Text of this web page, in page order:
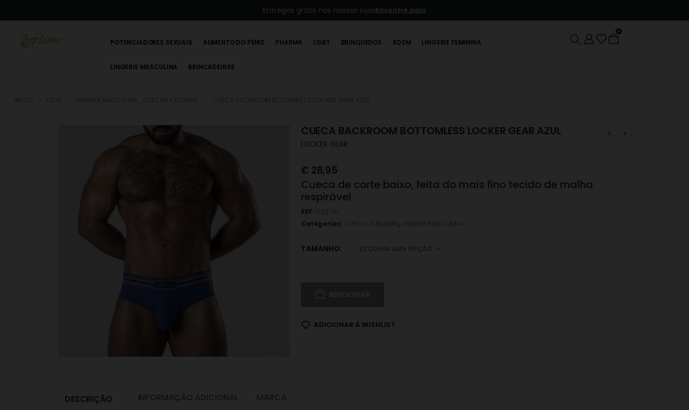
Entregas grátis nas nossas lojasEncontre aqui
POTENCIADORES SEXUAIS AUMENTO DO PÉNIS PHARMA LGBT BRINQUEDOS BDSM LINGERIE FEMININA
LINGERIE MASCULINA BRINCADEIRAS
0
CUECA BACKROOM BOTTOMLESS LOCKER GEAR AZUL
LOCKER GEAR
€ 28,95
Cueca de corte baixo, feita do mais fino tecido de malha
respirável
REF:
Categorias:
,
TAMANHO
ADICIONAR À WISHLIST
DESCRIÇÃO